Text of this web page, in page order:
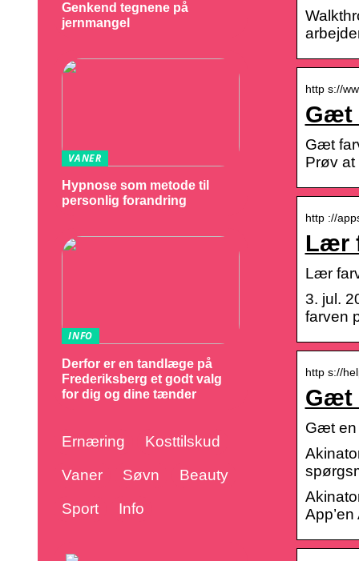
http s://
Gæt
Gæt
Prøv
http ://
Lær
Lær
3. jul.
farven
http s://
Gæt
Gæt en
Genkend tegnene på
jernmangel
VANER
Hypnose som metode til
personlig forandring
INFO
Derfor er en tandlæge på
Frederiksberg et godt valg
for dig og dine tænder
Ernæring
Kosttilskud
Vaner
Søvn
Beauty
Sport
Info